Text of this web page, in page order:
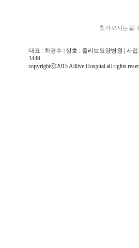
찾아오시는길
대표 : 차경수 | 상호 : 올리브요양병원 | 사
3449
copyrightⓒ2015 Alllive Hospital all rights